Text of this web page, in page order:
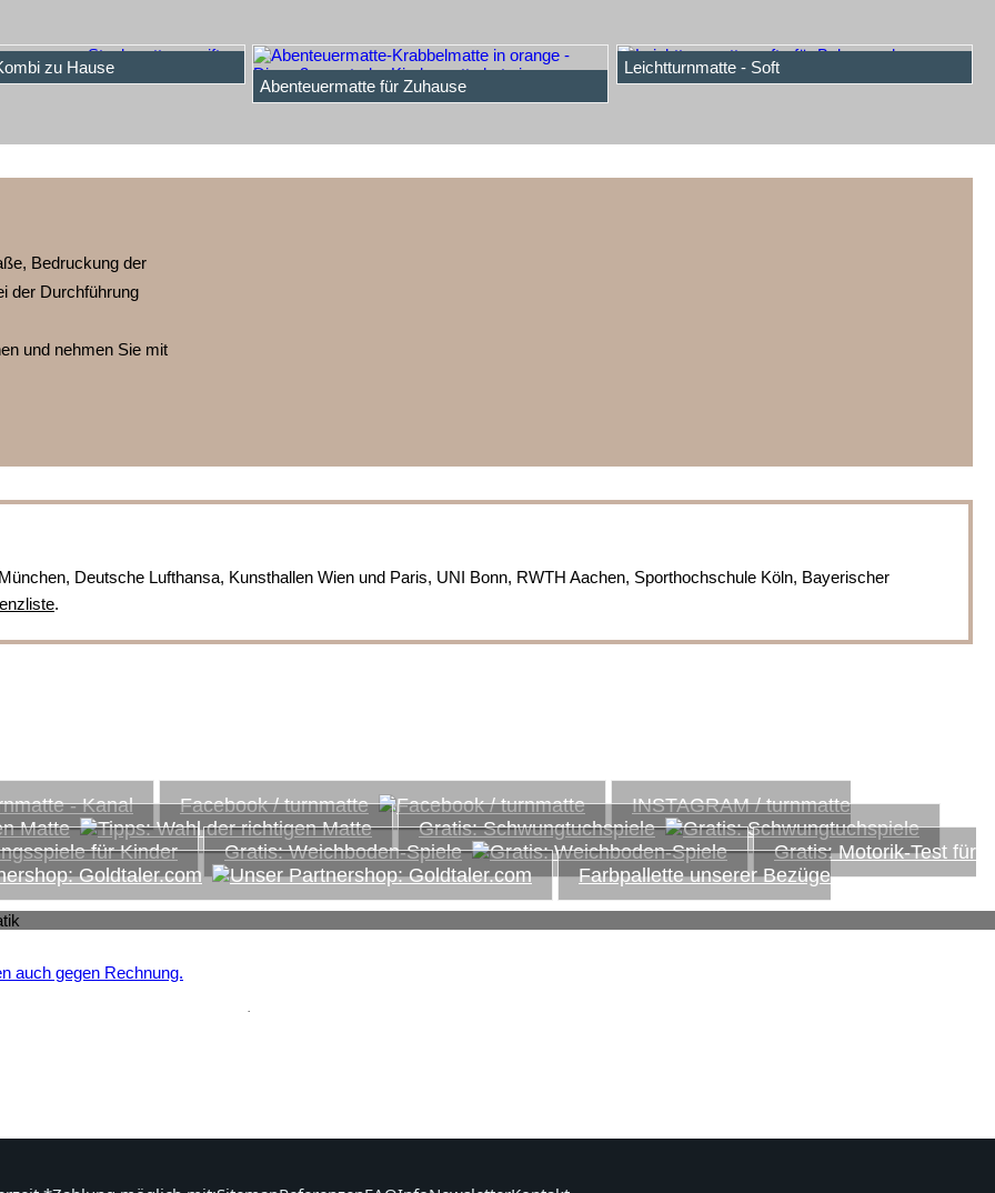
zu Hause
Abenteuermatte für Zuhause
Leichtturnmatte - Soft
Bedruckung der
der Durchführung
und nehmen Sie mit
Deutsche Lufthansa, Kunsthallen Wien und Paris, UNI Bonn, RWTH Aachen, Sporthochschule Köln, Bayerischer
.
Facebook / turnmatte
INSTAGRAM / turnmatte
Matte
Gratis: Schwungtuchspiele
Gratis: Weichboden-Spiele
Gratis: Motorik-Test für
Goldtaler.com Farbpallette unserer Bezüge
.